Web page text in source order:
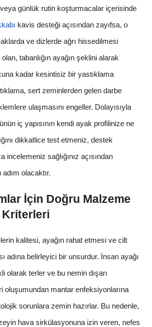
günlük rutin koşturmacalar içerisinde
kavis desteği açısından zayıfsa, o
ve dizlerde ağrı hissedilmesi
olan, tabanlığın ayağın şeklini alarak
kadar kesintisiz bir yastıklama
sert zeminlerden gelen darbe
ulaşmasını engeller. Dolayısıyla
iç yapısının kendi ayak profilinize ne
dikkatlice test etmeniz, destek
incelemeniz sağlığınız açısından
olacaktır.
İçin Doğru Malzeme
kalitesi, ayağın rahat etmesi ve cilt
adına belirleyici bir unsurdur. İnsan ayağı
olarak terler ve bu nemin dışarı
oluşumundan mantar enfeksiyonlarına
sorunlara zemin hazırlar. Bu nedenle,
hava sirkülasyonuna izin veren, nefes